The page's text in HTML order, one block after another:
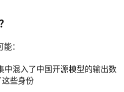
：
中混入了中国开源模型的输出数
这些身份